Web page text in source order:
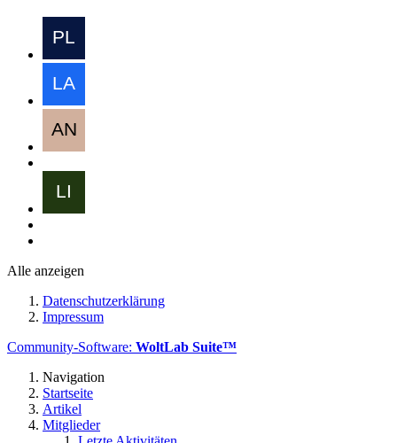
Alle anzeigen
Datenschutzerklärung
Impressum
Community-Software: WoltLab Suite™
Navigation
Startseite
Artikel
Mitglieder